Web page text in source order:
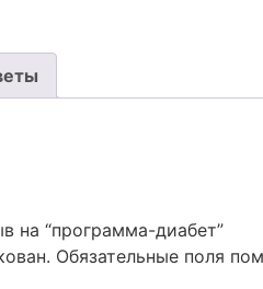
на “программа-диабет”
Обязательные поля